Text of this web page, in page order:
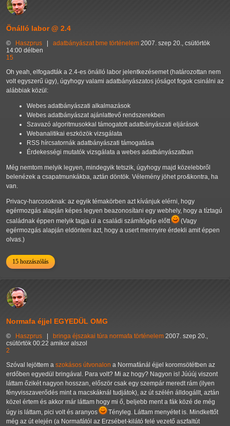
Önálló labor @ 2.4
© Haszprus | adatbányászat bme történelem 2007. szep 20., csütörtök
14:00 délben
15
Oh yeah, elfogadták a 2.4-es önálló labor jelentkezésemet (határozottan nem
volt egyszerű ügy), úgyhogy valami adatbányászatos jóságot fogok csinálni az
alábbiak közül:
Webes adatbányászati alkalmazások
Webes adatbányászat ajánlattevő rendszerekben
Szavazó algoritmusokkal támogatott adatbányászati eljárások
Webanalitikai eszközök vizsgálata
RSS hírcsatornák adatbányászati támogatása
Érdekességi mutatók vizsgálata a webes adatbányászatban
Még nemtom melyik legyen, mindegyik tetszik, úgyhogy majd közelebbről
belenézek a csapatmunkákba, aztán döntök. Vélemény jöhet pro&kontra, ha
van.
Privacy-harcosoknak: az egyik témakörben azt kívánjuk elérni, hogy
egérmozgás alapján képes legyen beazonosítani egy webhely, hogy a tíztagú
családnak éppen melyik tagja ül a családi számítógép előtt
(Vagy
egérmozgás alapján eldönteni azt, hogy a usert mennyire érdekli amit éppen
olvas.)
15 hozzászólás
Normafa éjjel EGYEDÜL OMG
© Haszprus | bringa éjszakai túra normafa történelem 2007. szep 20.,
csütörtök 00:22 amikor alszol
2
Szóval lejöttem a szokásos útvonalon a Normafánál éjjel koromsötétben az
erdőben egyedül bringával. Para volt? Mi az hogy? Nagyon is! Júúúj viszont
láttam őzikét nagyon hosszan, először csak egy szempár meredt rám (ilyen
fényvisszaverődés mint a macskáknál tudjátok), az út szélén álldogállt, aztán
közel értem és akkor már láttam hogy mi ő, beljebb ment a fák közé de még
úgy is láttam, pici volt és aranyos
Tényleg. Láttam menyétet is. Mindkettőt
még az út elején (a Normafától az Erzsébet-kilátó felé vezető aszfaltút